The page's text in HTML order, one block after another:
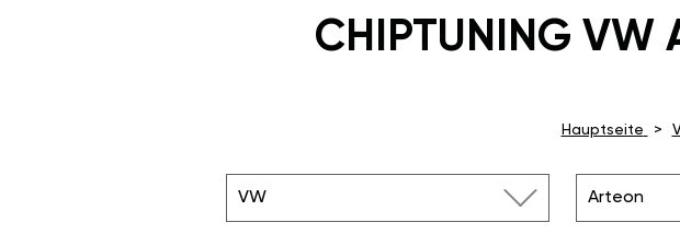
CHIPTUNING VW
Hauptseite
VW Arteon